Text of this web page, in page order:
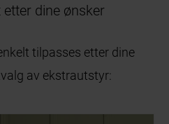
dine ønsker
tilpasses etter dine
av ekstrautstyr: